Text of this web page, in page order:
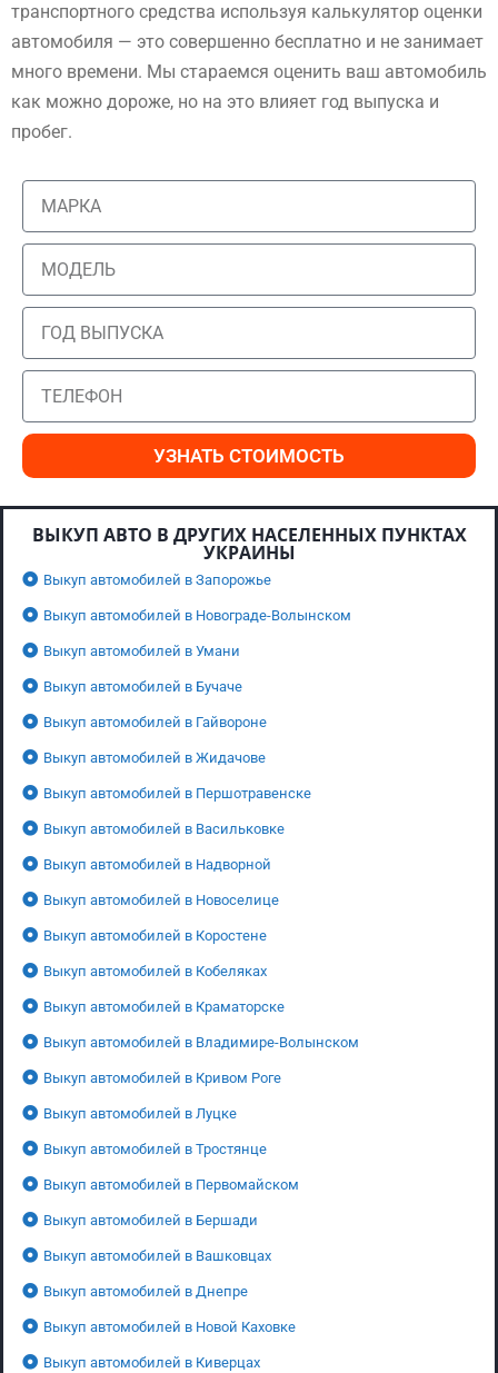
транспортного средства используя калькулятор оценки
автомобиля — это совершенно бесплатно и не занимает
много времени. Мы стараемся оценить ваш автомобиль
как можно дороже, но на это влияет год выпуска и
пробег.
УЗНАТЬ СТОИМОСТЬ
ВЫКУП АВТО В ДРУГИХ НАСЕЛЕННЫХ ПУНКТАХ
УКРАИНЫ
Выкуп автомобилей в Запорожье
Выкуп автомобилей в Новограде-Волынском
Выкуп автомобилей в Умани
Выкуп автомобилей в Бучаче
Выкуп автомобилей в Гайвороне
Выкуп автомобилей в Жидачове
Выкуп автомобилей в Першотравенске
Выкуп автомобилей в Васильковке
Выкуп автомобилей в Надворной
Выкуп автомобилей в Новоселице
Выкуп автомобилей в Коростене
Выкуп автомобилей в Кобеляках
Выкуп автомобилей в Краматорске
Выкуп автомобилей в Владимире-Волынском
Выкуп автомобилей в Кривом Роге
Выкуп автомобилей в Луцке
Выкуп автомобилей в Тростянце
Выкуп автомобилей в Первомайском
Выкуп автомобилей в Бершади
Выкуп автомобилей в Вашковцах
Выкуп автомобилей в Днепре
Выкуп автомобилей в Новой Каховке
Выкуп автомобилей в Киверцах